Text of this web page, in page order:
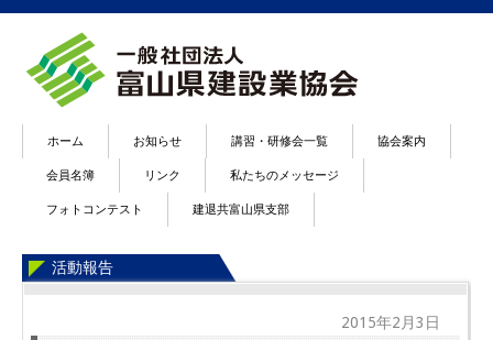
ホーム お知らせ 講習・研修会一覧 協会案内
会員名簿 リンク 私たちのメッセージ
フォトコンテスト 建退共富山県支部
活動報告
2015年2月3日